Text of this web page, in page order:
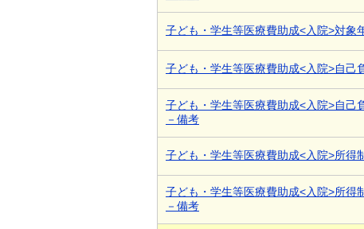
子ども・学生等医療費助成<入院>対象
子ども・学生等医療費助成<入院>自己
子ども・学生等医療費助成<入院>自己
－備考
子ども・学生等医療費助成<入院>所得
子ども・学生等医療費助成<入院>所得
－備考